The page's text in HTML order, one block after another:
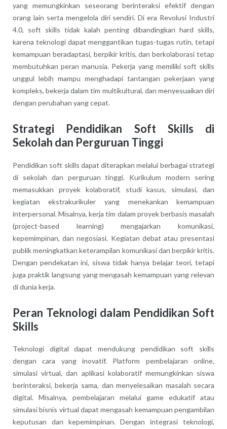
yang memungkinkan seseorang berinteraksi efektif dengan
orang lain serta mengelola diri sendiri. Di era Revolusi Industri
4.0, soft skills tidak kalah penting dibandingkan hard skills,
karena teknologi dapat menggantikan tugas-tugas rutin, tetapi
kemampuan beradaptasi, berpikir kritis, dan berkolaborasi tetap
membutuhkan peran manusia. Pekerja yang memiliki soft skills
unggul lebih mampu menghadapi tantangan pekerjaan yang
kompleks, bekerja dalam tim multikultural, dan menyesuaikan diri
dengan perubahan yang cepat.
Strategi Pendidikan Soft Skills di
Sekolah dan Perguruan Tinggi
Pendidikan soft skills dapat diterapkan melalui berbagai strategi
di sekolah dan perguruan tinggi. Kurikulum modern sering
memasukkan proyek kolaboratif, studi kasus, simulasi, dan
kegiatan ekstrakurikuler yang menekankan kemampuan
interpersonal. Misalnya, kerja tim dalam proyek berbasis masalah
(project-based learning) mengajarkan komunikasi,
kepemimpinan, dan negosiasi. Kegiatan debat atau presentasi
publik meningkatkan keterampilan komunikasi dan berpikir kritis.
Dengan pendekatan ini, siswa tidak hanya belajar teori, tetapi
juga praktik langsung yang mengasah kemampuan yang relevan
di dunia kerja.
Peran Teknologi dalam Pendidikan Soft
Skills
Teknologi digital dapat mendukung pendidikan soft skills
dengan cara yang inovatif. Platform pembelajaran online,
simulasi virtual, dan aplikasi kolaboratif memungkinkan siswa
berinteraksi, bekerja sama, dan menyelesaikan masalah secara
digital. Misalnya, pembelajaran melalui game edukatif atau
simulasi bisnis virtual dapat mengasah kemampuan pengambilan
keputusan dan kepemimpinan. Dengan integrasi teknologi,